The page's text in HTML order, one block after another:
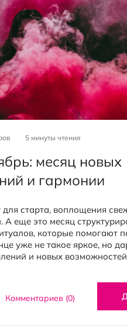
5 минуты чтения
месяц новых
и гармонии
старта, воплощения
еще это месяц
которые помогают
уже не такое яркое, но
и новых
Комментариев (0)